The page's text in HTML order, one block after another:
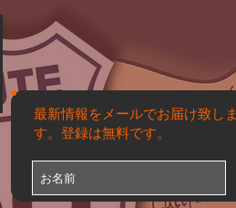
最新情報をメールでお届け致しま
す。登録は無料です。